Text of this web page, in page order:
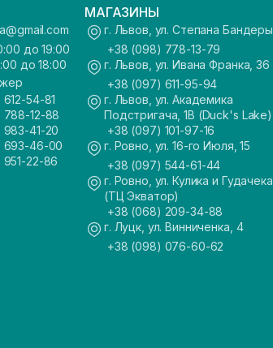
до 19:00
до 18:00
54-81
12-88
41-20
693-46-00
22-86
МАГАЗИНЫ
г. Львов, ул. Степана
+38 (098) 778-13-79
г. Львов, ул. Ивана Франка, 36
+38 (097) 611-95-94
г. Львов, ул. Академика
Подстригача, 1В (Duck's Lake)
+38 (097) 101-97-16
г. Ровно, ул. 16-го Июля, 15
+38 (097) 544-61-44
г. Ровно, ул. Кулика и
(ТЦ Экватор)
+38 (068) 209-34-88
г. Луцк, ул. Винниченка, 4
+38 (098) 076-60-62